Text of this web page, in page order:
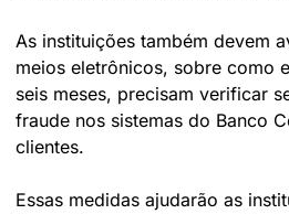
As instituições também devem
meios eletrônicos, sobre como
seis meses, precisam verificar
fraude nos sistemas do Banco
clientes.
Essas medidas ajudarão as